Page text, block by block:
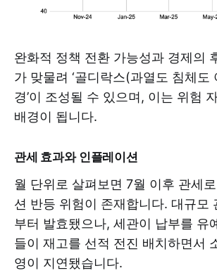
완화적 정책 전환 가능성과 경제의
가 맞물려 ‘골디락스(과열도 침체도
경’이 조성될 수 있으며, 이는 위험
배경이 됩니다.
관세 효과와 인플레이션
월 단위로 살펴보면 7월 이후 관세
션 반등 위험이 존재합니다. 대규모
부터 발효됐으나, 세관이 납부를 유
들이 재고를 선적 전진 배치하면서
영이 지연됐습니다.